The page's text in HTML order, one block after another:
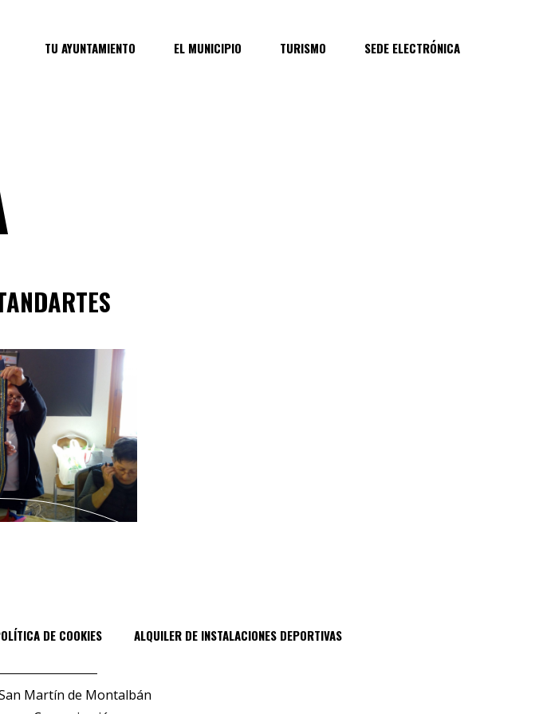
TU AYUNTAMIENTO EL MUNICIPIO TURISMO SEDE ELECTRÓNICA
DE COOKIES ALQUILER DE INSTALACIONES DEPORTIVAS
Martín de Montalbán